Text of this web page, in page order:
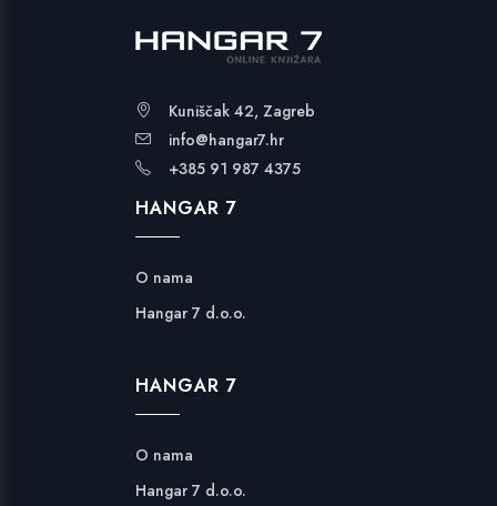
Kuniščak 42, Zagreb
info@hangar7.hr
+385 91 987 4375
HANGAR 7
O nama
Hangar 7 d.o.o.
HANGAR 7
O nama
Hangar 7 d.o.o.